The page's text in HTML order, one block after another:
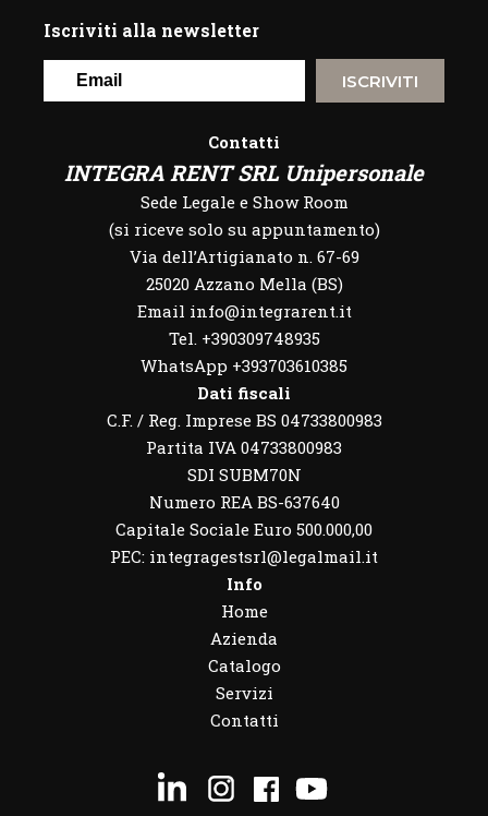
Iscriviti alla newsletter
ISCRIVITI
Contatti
INTEGRA RENT SRL Unipersonale
Sede Legale e Show Room
(si riceve solo su appuntamento)
Via dell’Artigianato n. 67-69
25020 Azzano Mella (BS)
Email info@integrarent.it
Tel. +390309748935
WhatsApp +393703610385
Dati fiscali
C.F. / Reg. Imprese BS 04733800983
Partita IVA 04733800983
SDI SUBM70N
Numero REA BS-637640
Capitale Sociale Euro 500.000,00
PEC: integragestsrl@legalmail.it
Info
Home
Azienda
Catalogo
Servizi
Contatti